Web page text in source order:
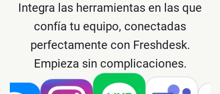
Integra las herramientas en las que
confía tu equipo, conectadas
perfectamente con Freshdesk.
Empieza sin complicaciones.